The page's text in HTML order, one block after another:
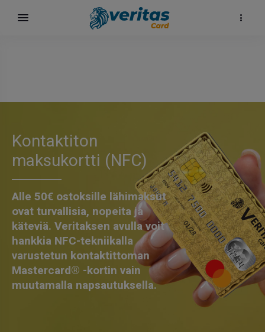
Kontaktiton
maksukortti (NFC)
Alle 50€ ostoksille lähimaksut
ovat turvallisia, nopeita ja
käteviä. Veritaksen avulla voit
hankkia NFC-tekniikalla
varustetun kontaktittoman
Mastercard® -kortin vain
muutamalla napsautuksella.